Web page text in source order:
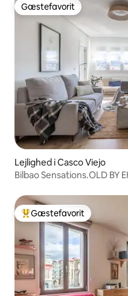
Gæstefavorit
Gæstefavorit
Lejlighed i Casco Viejo
Bilbao Sensations.OLD BY
Bedste gæstefavorit
Gæstefavorit